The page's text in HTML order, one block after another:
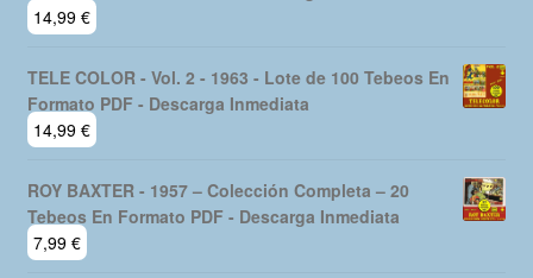
FLASH - Flashpoint XP - 2019 – Colección Completa -
14,99€
TELE COLOR - Vol. 2 - 1963 - Lote de 100 Tebeos En
14,99€
ROY BAXTER - 1957 – Colección Completa – 20